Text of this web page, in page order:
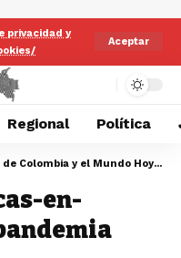
privacidad y
Aceptar
Regional Política
Colombia Mundo - Principales Noticias de Colombia y el Mundo Hoy
>
en-